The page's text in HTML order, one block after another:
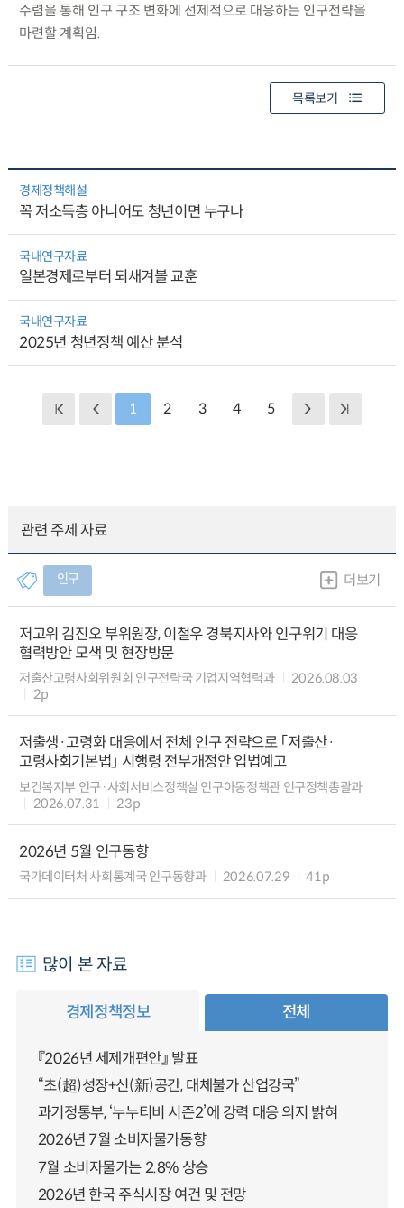
수렴을 통해 인구 구조 변화에 선제적으로 대응하는 인구전략을
마련할 계획임.
목록보기
경제정책해설
꼭 저소득층 아니어도 청년이면 누구나
국내연구자료
일본경제로부터 되새겨볼 교훈
국내연구자료
2025년 청년정책 예산 분석
1 2 3 4 5
관련 주제 자료
인구 더보기
저고위 김진오 부위원장, 이철우 경북지사와 인구위기 대응
협력방안 모색 및 현장방문
저출산고령사회위원회 인구전략국 기업지역협력과
2026.08.03
2p
저출생·고령화 대응에서 전체 인구 전략으로 「저출산·
고령사회기본법」 시행령 전부개정안 입법예고
보건복지부 인구·사회서비스정책실 인구아동정책관 인구정책총괄과
2026.07.31
23p
2026년 5월 인구동향
국가데이터처 사회통계국 인구동향과 2026.07.29 41p
많이 본 자료
경제정책정보 전체
『2026년 세제개편안』 발표
“초(超)성장+신(新)공간, 대체불가 산업강국”
과기정통부, ‘누누티비 시즌2’에 강력 대응 의지 밝혀
2026년 7월 소비자물가동향
7월 소비자물가는 2.8% 상승
2026년 한국 주식시장 여건 및 전망